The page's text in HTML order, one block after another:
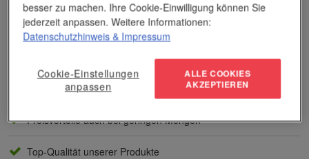
Unser Service
Zahlen per Rechnung
Preisvorteile auch bei geringen Mengen
Top-Qualität unserer Produkte
besser zu machen. Ihre Cookie-Einwilligung können Sie
jederzeit anpassen. Weitere Informationen:
Datenschutzhinweis & Impressum
Cookie-Einstellungen
anpassen
ALLE COOKIES
AKZEPTIEREN